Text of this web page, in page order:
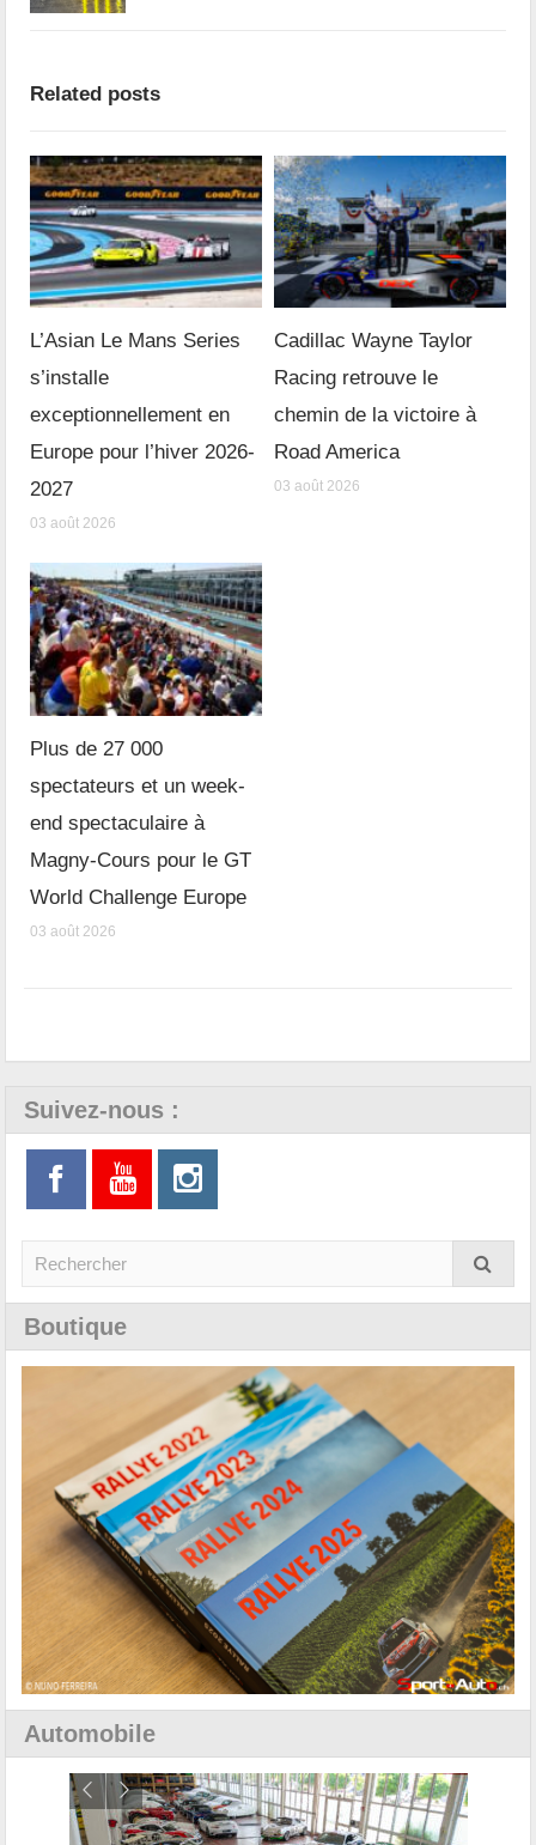
Related posts
L’Asian Le Mans Series
s’installe
exceptionnellement en
Europe pour l’hiver 2026-
2027
03 août 2026
Cadillac Wayne Taylor
Racing retrouve le
chemin de la victoire à
Road America
03 août 2026
Plus de 27 000
spectateurs et un week-
end spectaculaire à
Magny-Cours pour le GT
World Challenge Europe
03 août 2026
Suivez-nous :
Boutique
Automobile